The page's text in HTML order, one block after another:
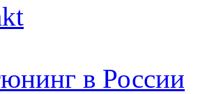
в России